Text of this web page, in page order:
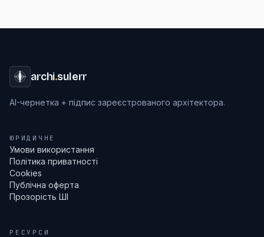
archi.sulerr
AI-чернетка + підпис зареєстрованого архітектора.
ЮРИДИЧНЕ
Умови використання
Політика приватності
Cookies
Публічна оферта
Прозорість ШІ
РЕСУРСИ